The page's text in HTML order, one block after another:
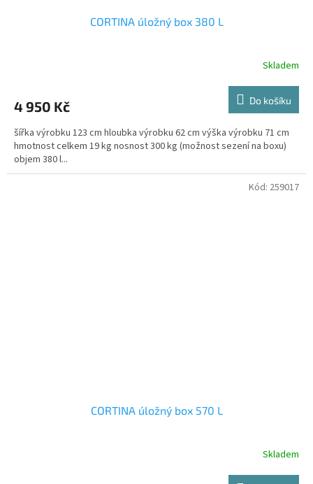
CORTINA úložný box 380 L
Skladem
4 950 Kč Do košíku
šířka výrobku 123 cm hloubka výrobku 62 cm výška výrobku 71 cm
hmotnost celkem 19 kg nosnost 300 kg (možnost sezení na boxu)
objem 380 l...
CORTINA úložný box 570 L
Skladem
Kód: 259017